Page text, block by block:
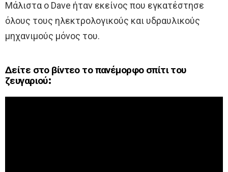
Μάλιστα ο Dave ήταν εκείνος που εγκατέστησε
όλους τους ηλεκτρολογικούς και υδραυλικούς
μηχανιμούς μόνος του.
Δείτε στο βίντεο το πανέμορφο σπίτι του
ζευγαριού: